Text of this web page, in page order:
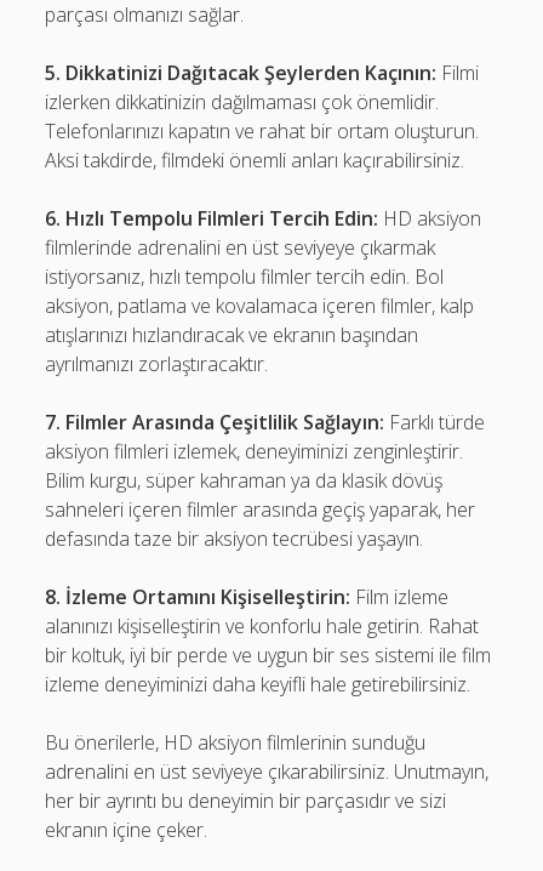
parçası olmanızı sağlar.
5. Dikkatinizi Dağıtacak Şeylerden Kaçının: Filmi
izlerken dikkatinizin dağılmaması çok önemlidir.
Telefonlarınızı kapatın ve rahat bir ortam oluşturun.
Aksi takdirde, filmdeki önemli anları kaçırabilirsiniz.
6. Hızlı Tempolu Filmleri Tercih Edin: HD aksiyon
filmlerinde adrenalini en üst seviyeye çıkarmak
istiyorsanız, hızlı tempolu filmler tercih edin. Bol
aksiyon, patlama ve kovalamaca içeren filmler, kalp
atışlarınızı hızlandıracak ve ekranın başından
ayrılmanızı zorlaştıracaktır.
7. Filmler Arasında Çeşitlilik Sağlayın: Farklı türde
aksiyon filmleri izlemek, deneyiminizi zenginleştirir.
Bilim kurgu, süper kahraman ya da klasik dövüş
sahneleri içeren filmler arasında geçiş yaparak, her
defasında taze bir aksiyon tecrübesi yaşayın.
8. İzleme Ortamını Kişiselleştirin: Film izleme
alanınızı kişiselleştirin ve konforlu hale getirin. Rahat
bir koltuk, iyi bir perde ve uygun bir ses sistemi ile film
izleme deneyiminizi daha keyifli hale getirebilirsiniz.
Bu önerilerle, HD aksiyon filmlerinin sunduğu
adrenalini en üst seviyeye çıkarabilirsiniz. Unutmayın,
her bir ayrıntı bu deneyimin bir parçasıdır ve sizi
ekranın içine çeker.